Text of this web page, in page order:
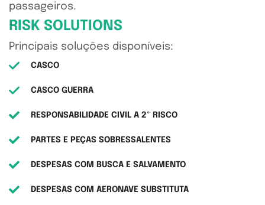
passageiros.
RISK SOLUTIONS
Principais soluções disponíveis:
CASCO
CASCO GUERRA
RESPONSABILIDADE CIVIL A 2º RISCO
PARTES E PEÇAS SOBRESSALENTES
DESPESAS COM BUSCA E SALVAMENTO
DESPESAS COM AERONAVE SUBSTITUTA